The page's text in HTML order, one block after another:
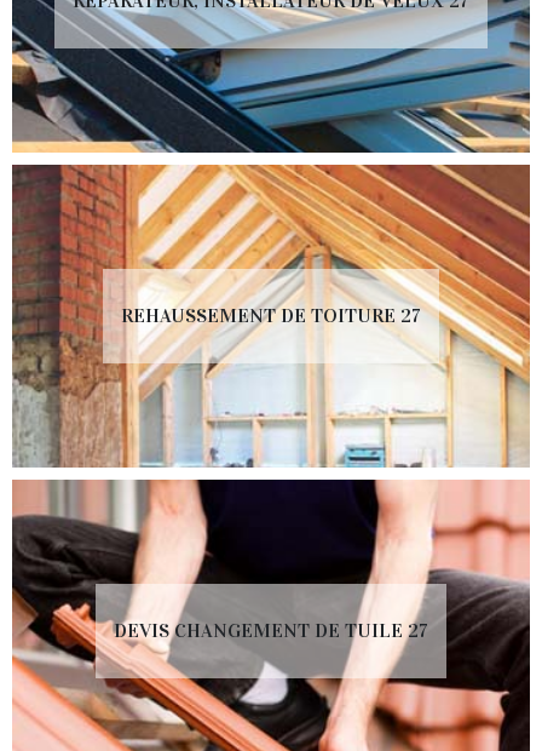
REHAUSSEMENT DE TOITURE 27
DEVIS CHANGEMENT DE TUILE 27